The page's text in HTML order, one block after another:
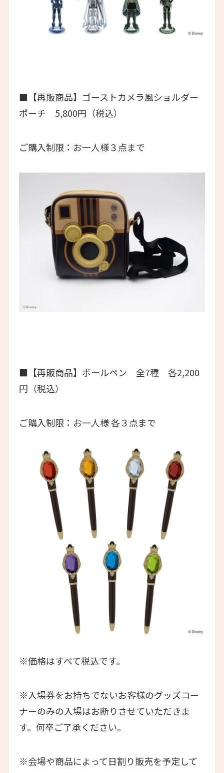
■【再販商品】ゴーストカメラ風ショルダー
ポーチ 5,800円（税込）
ご購入制限：お一人様３点まで
■【再販商品】ボールペン 全7種 各2,200
円（税込）
ご購入制限：お一人様 各３点まで
※価格はすべて税込です。
※入場券をお持ちでないお客様のグッズコー
ナーのみの入場はお断りさせていただきま
す。何卒ご了承ください。
※会場や商品によって日割り販売を予定して